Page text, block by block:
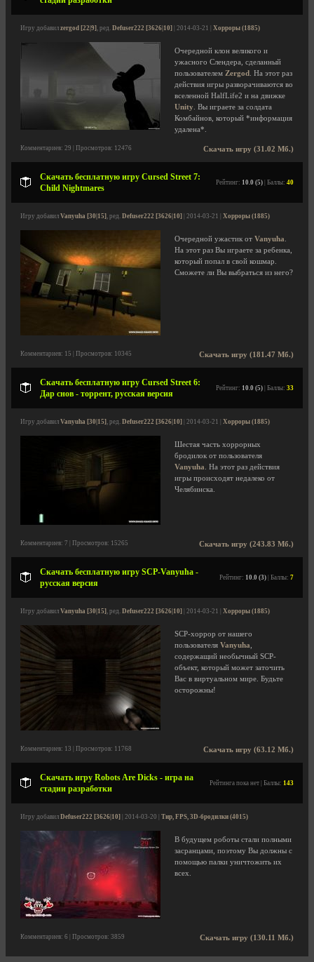
Игру добавил zergod [22|9], ред. Defuser222 [3626|10] | 2014-03-21 | Хорроры (1885)
Очередной клон великого и
ужасного Слендера, сделанный
пользователем Zergod
. На этот раз
действия игры разворачиваются во
вселенной HalfLife2 и на движке
Unity . Вы играете за солдата
Комбайнов, который *информация
удалена*.
Скачать игру (31.02 Мб.)
Комментариев: 29 | Просмотров: 12476
Скачать бесплатную игру Cursed Street 7:
Child Nightmares
Рейтинг: 10.0 (5) | Баллы: 40
Игру добавил Vanyuha [30|15], ред. Defuser222 [3626|10] | 2014-03-21 | Хорроры (1885)
Очередной ужастик от Vanyuha
На этот раз Вы играете за ребенка,
который попал в свой кошмар.
Сможете ли Вы выбраться из него?
Скачать игру (181.47 Мб.)
Комментариев: 15 | Просмотров: 10345
Скачать бесплатную игру Cursed Street 6:
Дар снов - торрент, русская версия
Рейтинг: 10.0 (5) | Баллы: 33
Игру добавил Vanyuha [30|15], ред. Defuser222 [3626|10] | 2014-03-21 | Хорроры (1885)
Шестая часть хоррорных
бродилок от пользователя
Vanyuha . На этот раз действия
игры происходят недалеко от
Челябинска.
Скачать игру (243.83 Мб.)
Комментариев: 7 | Просмотров: 15265
Скачать бесплатную игру SCP-Vanyuha -
русская версия
Рейтинг: 10.0 (3) | Баллы: 7
Игру добавил Vanyuha [30|15], ред. Defuser222 [3626|10] | 2014-03-21 | Хорроры (1885)
SCP-хоррор от нашего
пользователя Vanyuha
содержащий необычный SCP-
объект, который может заточить
Вас в виртуальном мире. Будьте
осторожны!
Скачать игру (63.12 Мб.)
Комментариев: 13 | Просмотров: 11768
Скачать игру Robots Are Dicks - игра на
стадии разработки
Рейтинга пока нет | Баллы: 143
Игру добавил Defuser222 [3626|10] | 2014-03-20 | Тир, FPS, 3D-бродилки (4015)
В будущем роботы стали полными
засранцами, поэтому Вы должны с
помощью палки уничтожить их
всех.
Скачать игру (130.11 Мб.)
Комментариев: 6 | Просмотров: 3859